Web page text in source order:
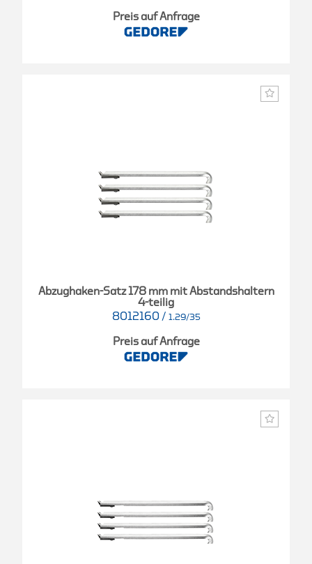
Preis auf Anfrage
Abzughaken-Satz 178 mm mit Abstandshaltern
4-teilig
8012160 / 1.29/35
Preis auf Anfrage